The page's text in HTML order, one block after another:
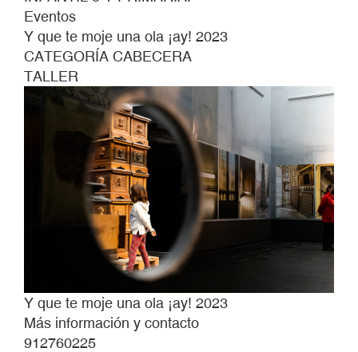
Eventos
Y que te moje una ola ¡ay! 2023
CATEGORÍA CABECERA
TALLER
Y que te moje una ola ¡ay! 2023
Más información y contacto
912760225